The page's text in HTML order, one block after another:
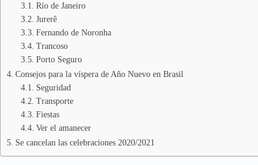
Río de Janeiro
Jurerê
Fernando de Noronha
Trancoso
Porto Seguro
Consejos para la víspera de Año Nuevo en Brasil
Seguridad
Transporte
Fiestas
Ver el amanecer
Se cancelan las celebraciones 2020/2021